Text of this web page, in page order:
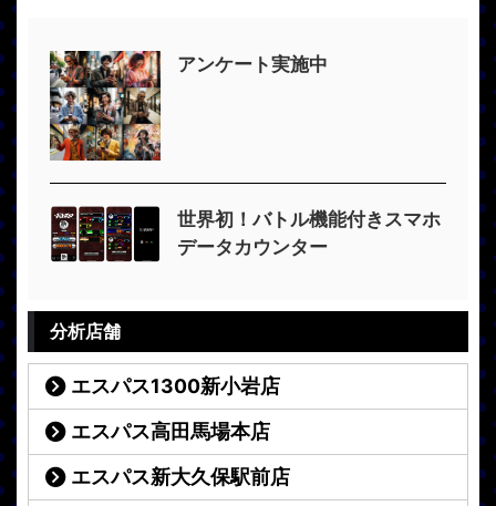
アンケート実施中
世界初！バトル機能付きスマホ
データカウンター
分析店舗
エスパス1300新小岩店
エスパス高田馬場本店
エスパス新大久保駅前店